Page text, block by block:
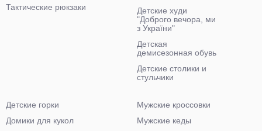
Тактические рюкзаки
Детские худи
"Доброго вечора, ми
з України"
Детская
демисезонная обувь
Детские столики и
стульчики
Детские горки
Домики для кукол
Мужские кроссовки
Мужские кеды